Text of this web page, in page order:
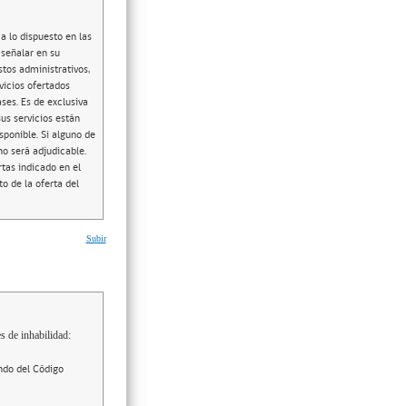
lo dispuesto en las
en su
administrativos,
ofertados
Es de exclusiva
servicios están
Si alguno de
será adjudicable.
indicado en el
de la oferta del
Subir
de inhabilidad:
del Código